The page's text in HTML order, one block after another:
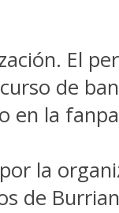
El
de
en la
la
de